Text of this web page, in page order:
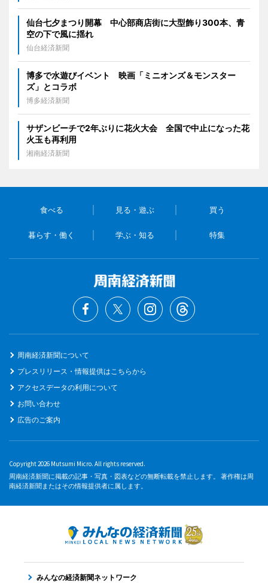
仙台七夕まつり開幕 中心部商店街に大型飾り300本、青
空の下で風に揺れ
仙台経済新聞
博多で水遊びイベント 映画「ミニオンズ＆モンスター
ズ」とコラボ
博多経済新聞
サザンビーチで2年ぶりに花火大会 全国で中止になった花
火玉も再利用
湘南経済新聞
食べる 見る・遊ぶ 買う
暮らす・働く 学ぶ・知る 特集
周南経済新聞について
プレスリリース・情報提供はこちらから
アクセスデータの利用について
お問い合わせ
広告のご案内
Copyright 2026 Mutsumi Micro. All rights reserved.
周南経済新聞に掲載の記事・写真・図表などの無断転載を禁止します。 著作権は周
南経済新聞またはその情報提供者に属します。
みんなの経済新聞ネットワーク